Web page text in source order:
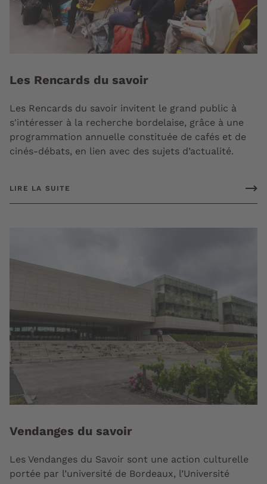
Les Rencards du savoir
Les Rencards du savoir invitent le grand public à
s'intéresser à la recherche bordelaise, grâce à une
programmation annuelle constituée de cafés et de
cinés-débats, en lien avec des sujets d’actualité.
LIRE LA SUITE
Vendanges du savoir
Les Vendanges du Savoir sont une action culturelle
portée par l’université de Bordeaux, l’Université